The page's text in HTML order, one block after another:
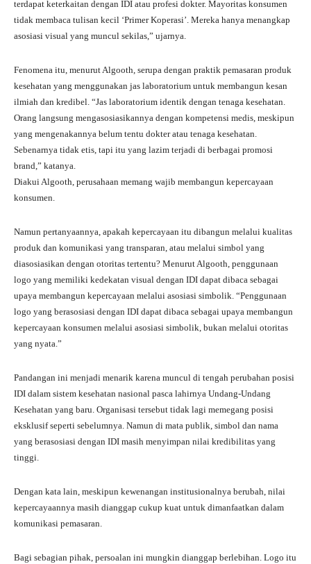
terdapat keterkaitan dengan IDI atau profesi dokter. Mayoritas konsumen
tidak membaca tulisan kecil ‘Primer Koperasi’. Mereka hanya menangkap
asosiasi visual yang muncul sekilas,” ujarnya.
Fenomena itu, menurut Algooth, serupa dengan praktik pemasaran produk
kesehatan yang menggunakan jas laboratorium untuk membangun kesan
ilmiah dan kredibel. “Jas laboratorium identik dengan tenaga kesehatan.
Orang langsung mengasosiasikannya dengan kompetensi medis, meskipun
yang mengenakannya belum tentu dokter atau tenaga kesehatan.
Sebenarnya tidak etis, tapi itu yang lazim terjadi di berbagai promosi
brand,” katanya.
Diakui Algooth, perusahaan memang wajib membangun kepercayaan
konsumen.
Namun pertanyaannya, apakah kepercayaan itu dibangun melalui kualitas
produk dan komunikasi yang transparan, atau melalui simbol yang
diasosiasikan dengan otoritas tertentu? Menurut Algooth, penggunaan
logo yang memiliki kedekatan visual dengan IDI dapat dibaca sebagai
upaya membangun kepercayaan melalui asosiasi simbolik. “Penggunaan
logo yang berasosiasi dengan IDI dapat dibaca sebagai upaya membangun
kepercayaan konsumen melalui asosiasi simbolik, bukan melalui otoritas
yang nyata.”
Pandangan ini menjadi menarik karena muncul di tengah perubahan posisi
IDI dalam sistem kesehatan nasional pasca lahirnya Undang-Undang
Kesehatan yang baru. Organisasi tersebut tidak lagi memegang posisi
eksklusif seperti sebelumnya. Namun di mata publik, simbol dan nama
yang berasosiasi dengan IDI masih menyimpan nilai kredibilitas yang
tinggi.
Dengan kata lain, meskipun kewenangan institusionalnya berubah, nilai
kepercayaannya masih dianggap cukup kuat untuk dimanfaatkan dalam
komunikasi pemasaran.
Bagi sebagian pihak, persoalan ini mungkin dianggap berlebihan. Logo itu